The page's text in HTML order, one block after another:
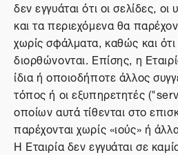
δεν εγγυάται ότι οι σελίδες,
και τα περιεχόμενα θα
χωρίς σφάλματα, καθώς και
διορθώνονται. Επίσης, η
ίδια ή οποιοδήποτε άλλος
τόπος ή οι εξυπηρετητές
οποίων αυτά τίθενται στο
παρέχονται χωρίς «ιούς» ή
Η Εταιρία δεν εγγυάται σε